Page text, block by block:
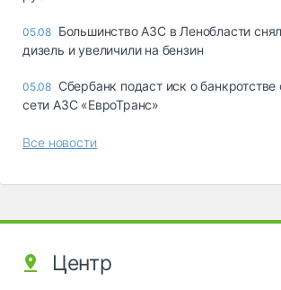
05.08 Большинство АЗС в Ленобласти
дизель и увеличили на бензин
05.08 Сбербанк подаст иск о банкротстве
сети АЗС «ЕвроТранс»
Все новости
Центр